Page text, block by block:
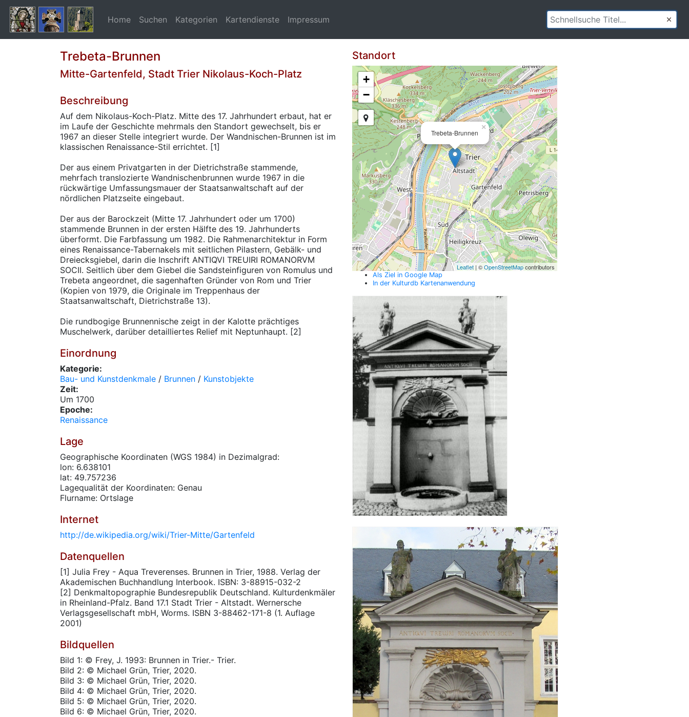
Home Suchen Kategorien Kartendienste Impressum
Trebeta-Brunnen
Mitte-Gartenfeld, Stadt Trier Nikolaus-Koch-Platz
Beschreibung
Auf dem Nikolaus-Koch-Platz. Mitte des 17. Jahrhundert erbaut, hat er
im Laufe der Geschichte mehrmals den Standort gewechselt, bis er
1967 an dieser Stelle integriert wurde. Der Wandnischen-Brunnen ist im
klassischen Renaissance-Stil errichtet. [1]
Der aus einem Privatgarten in der Dietrichstraße stammende,
mehrfach translozierte Wandnischenbrunnen wurde 1967 in die
rückwärtige Umfassungsmauer der Staatsanwaltschaft auf der
nördlichen Platzseite eingebaut.
Der aus der Barockzeit (Mitte 17. Jahrhundert oder um 1700)
stammende Brunnen in der ersten Hälfte des 19. Jahrhunderts
überformt. Die Farbfassung um 1982. Die Rahmenarchitektur in Form
eines Renaissance-Tabernakels mit seitlichen Pilastern, Gebälk- und
Dreiecksgiebel, darin die Inschrift ANTIQVI TREUIRI ROMANORVM
SOCII. Seitlich über dem Giebel die Sandsteinfiguren von Romulus und
Trebeta angeordnet, die sagenhaften Gründer von Rom und Trier
(Kopien von 1979, die Originale im Treppenhaus der
Staatsanwaltschaft, Dietrichstraße 13).
Die rundbogige Brunnennische zeigt in der Kalotte prächtiges
Muschelwerk, darüber detailliertes Relief mit Neptunhaupt. [2]
Einordnung
Kategorie:
Bau- und Kunstdenkmale / Brunnen / Kunstobjekte
Zeit:
Um 1700
Epoche:
Renaissance
Lage
Geographische Koordinaten (WGS 1984) in Dezimalgrad:
lon: 6.638101
lat: 49.757236
Lagequalität der Koordinaten: Genau
Flurname: Ortslage
Internet
http://de.wikipedia.org/wiki/Trier-Mitte/Gartenfeld
Datenquellen
[1] Julia Frey - Aqua Treverenses. Brunnen in Trier, 1988. Verlag der
Akademischen Buchhandlung Interbook. ISBN: 3-88915-032-2
[2] Denkmaltopographie Bundesrepublik Deutschland. Kulturdenkmäler
in Rheinland-Pfalz. Band 17.1 Stadt Trier - Altstadt. Wernersche
Verlagsgesellschaft mbH, Worms. ISBN 3-88462-171-8 (1. Auflage
2001)
Bildquellen
Bild 1: © Frey, J. 1993: Brunnen in Trier.- Trier.
Bild 2: © Michael Grün, Trier, 2020.
Bild 3: © Michael Grün, Trier, 2020.
Bild 4: © Michael Grün, Trier, 2020.
Bild 5: © Michael Grün, Trier, 2020.
Bild 6: © Michael Grün, Trier, 2020.
Standort
Trebeta-Brunnen
×
+
−
Leaflet| ©OpenStreetMapcontributors
Als Ziel in Google Map
In der Kulturdb Kartenanwendung